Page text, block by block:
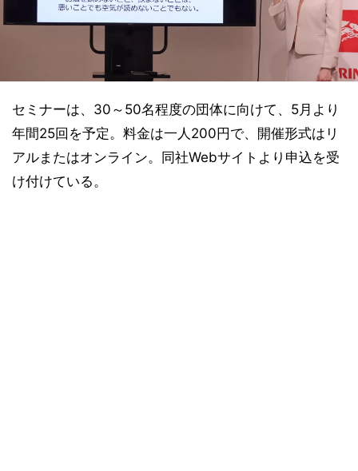
セミナーは、30～50名程度の団体に向けて、5月より
年間25回を予定。料金は一人200円で、開催形式はリ
アルまたはオンライン。同社Webサイトより申込を受
け付けている。